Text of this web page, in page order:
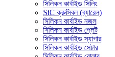
সিলিকন কার্বাইড সিলিং
SiC ক্রুসিবল (ব্যারেল)
সিলিকন কার্বাইড নজল
সিলিকন কার্বাইড প্লেট
সিলিকন কার্বাইড স্যাগার
সিলিকন কার্বাইড সেটার